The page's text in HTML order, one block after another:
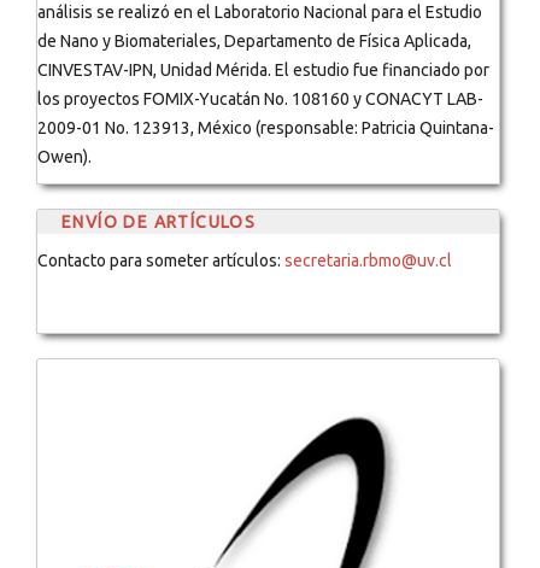
análisis se realizó en el Laboratorio Nacional para el Estudio
de Nano y Biomateriales, Departamento de Física Aplicada,
CINVESTAV-IPN, Unidad Mérida. El estudio fue financiado por
los proyectos FOMIX-Yucatán No. 108160 y CONACYT LAB-
2009-01 No. 123913, México (responsable: Patricia Quintana-
Owen).
ENVÍO DE ARTÍCULOS
Contacto para someter artículos: secretaria.rbmo@uv.cl